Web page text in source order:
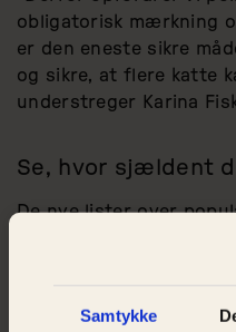
Samtykke
obligatorisk mærkning
er den eneste sikre
og sikre, at flere katte
understreger Karina
Se, hvor sjældent
De nye lister over
39, som Dyrenes
Samtidig lanceres en